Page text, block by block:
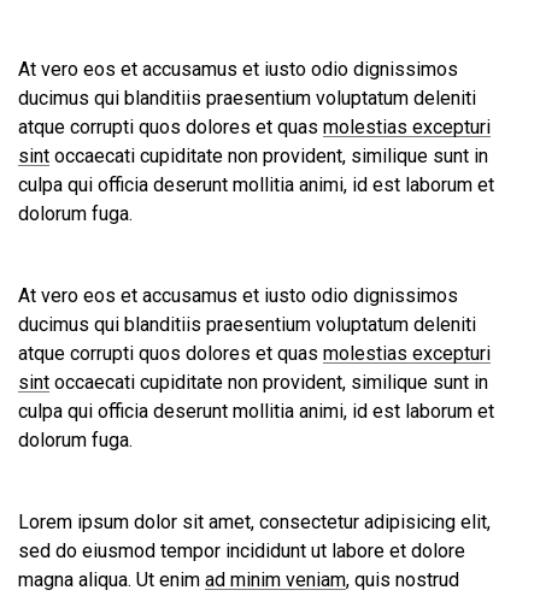
At vero eos et accusamus et iusto odio dignissimos
ducimus qui blanditiis praesentium voluptatum deleniti
atque corrupti quos dolores et quas molestias excepturi
sint occaecati cupiditate non provident, similique sunt in
culpa qui officia deserunt mollitia animi, id est laborum et
dolorum fuga.
At vero eos et accusamus et iusto odio dignissimos
ducimus qui blanditiis praesentium voluptatum deleniti
atque corrupti quos dolores et quas molestias excepturi
sint occaecati cupiditate non provident, similique sunt in
culpa qui officia deserunt mollitia animi, id est laborum et
dolorum fuga.
Lorem ipsum dolor sit amet, consectetur adipisicing elit,
sed do eiusmod tempor incididunt ut labore et dolore
magna aliqua. Ut enim ad minim veniam, quis nostrud